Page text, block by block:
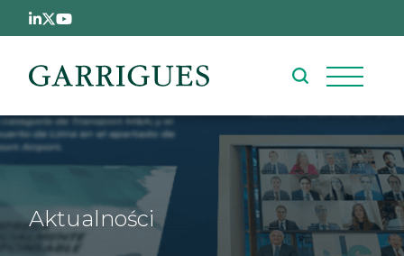
Przejdź do treści
Aktualności